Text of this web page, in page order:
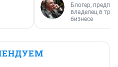
Блогер,
владелец в
бизнесе